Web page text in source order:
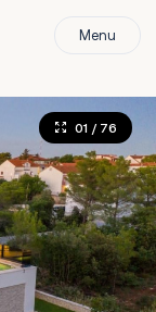
Menu
01 / 76